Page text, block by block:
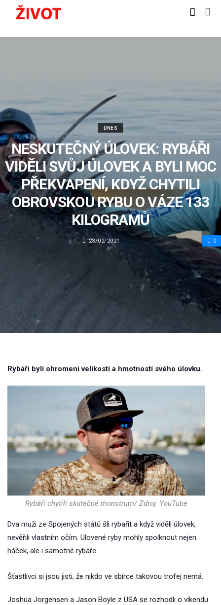
DNES
NESKUTEČNÝ ÚLOVEK: RYBÁŘI
VIDĚLI SVŮJ ÚLOVEK A BYLI MOC
PŘEKVAPENÍ, KDYŽ CHYTILI
OBROVSKOU RYBU O VÁZE 133
KILOGRAMŮ
23/02/2021 0
Rybáři byli ohromeni velikostí a hmotností svého úlovku.
Rybáři chytili skutečné monstrum/ Zdroj: YouTube
Dva muži ze Spojených států šli rybařit a když viděli úlovek,
nevěřili vlastním očím. Ulovené ryby mohly spolknout nejen
háček, ale i samotné rybáře.
Šťastlivci si jsou jisti, že nikdo ve sbírce takovou trofej nemá.
Joshua Jorgensen a Jason Boyle z USA se rozhodli o víkendu